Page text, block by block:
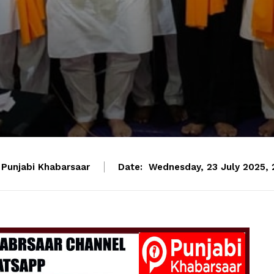
Punjabi Khabarsaar Date: Wednesday, 23 July 2025,